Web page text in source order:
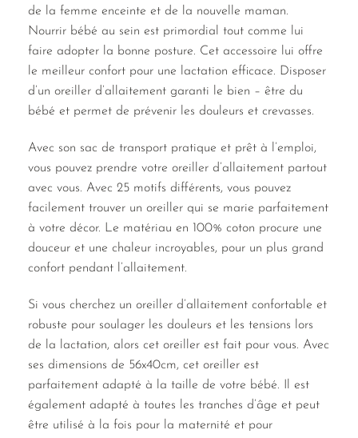
de la femme enceinte et de la nouvelle maman.
Nourrir bébé au sein est primordial tout comme lui
faire adopter la bonne posture. Cet accessoire lui offre
le meilleur confort pour une lactation efficace. Disposer
d’un oreiller d’allaitement garanti le bien – être du
bébé et permet de prévenir les douleurs et crevasses.
Avec son sac de transport pratique et prêt à l’emploi,
vous pouvez prendre votre oreiller d’allaitement partout
avec vous. Avec 25 motifs différents, vous pouvez
facilement trouver un oreiller qui se marie parfaitement
à votre décor. Le matériau en 100% coton procure une
douceur et une chaleur incroyables, pour un plus grand
confort pendant l’allaitement.
Si vous cherchez un oreiller d’allaitement confortable et
robuste pour soulager les douleurs et les tensions lors
de la lactation, alors cet oreiller est fait pour vous. Avec
ses dimensions de 56x40cm, cet oreiller est
parfaitement adapté à la taille de votre bébé. Il est
également adapté à toutes les tranches d’âge et peut
être utilisé à la fois pour la maternité et pour